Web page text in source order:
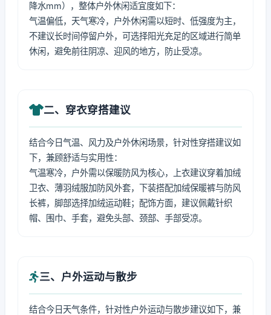
降水mm），整体户外休闲适宜度如下：
气温偏低，天气寒冷，户外休闲需以短时、低强度为主，
不建议长时间停留户外，可选择阳光充足的区域进行简单
休闲，避免前往阴凉、迎风的地方，防止受凉。
二、穿衣穿搭建议
结合今日气温、风力及户外休闲场景，针对性穿搭建议如
下，兼顾舒适与实用性：
气温寒冷，户外需以保暖防风为核心，上衣建议穿着加绒
卫衣、薄羽绒服加防风外套，下装搭配加绒保暖裤与防风
长裤，脚部选择加绒运动鞋；配饰方面，建议佩戴针织
帽、围巾、手套，避免头部、颈部、手部受凉。
三、户外运动与散步
结合今日天气条件，针对性户外运动与散步建议如下，兼